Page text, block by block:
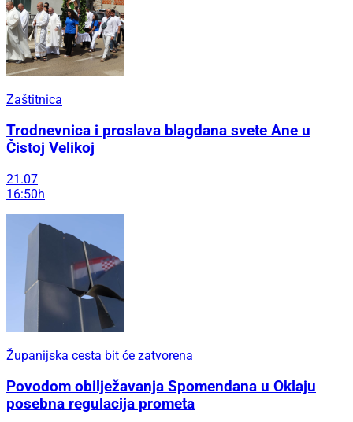
Zaštitnica
Trodnevnica i proslava blagdana svete Ane u
Čistoj Velikoj
21.07
16:50h
Županijska cesta bit će zatvorena
Povodom obilježavanja Spomendana u Oklaju
posebna regulacija prometa